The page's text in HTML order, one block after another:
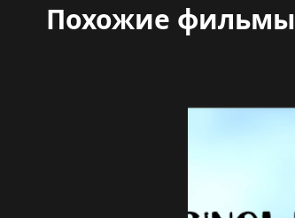
Похожие фильмы